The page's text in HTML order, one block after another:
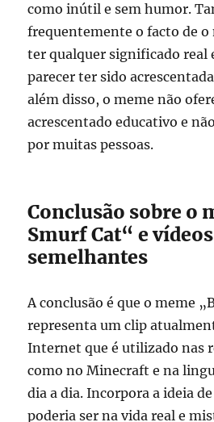
como inútil e sem humor.
frequentemente o facto de o
ter qualquer significado real
parecer ter sido
além disso, o meme não
acrescentado educativo e
por muitas pessoas.
Conclusão sobre o
Smurf Cat“ e
semelhantes
A conclusão é que o meme
representa um clip
Internet que é utilizado nas
como no Minecraft e na
dia a dia. Incorpora a ideia
poderia ser na vida real e